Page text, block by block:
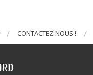
CONTACTEZ-NOUS !